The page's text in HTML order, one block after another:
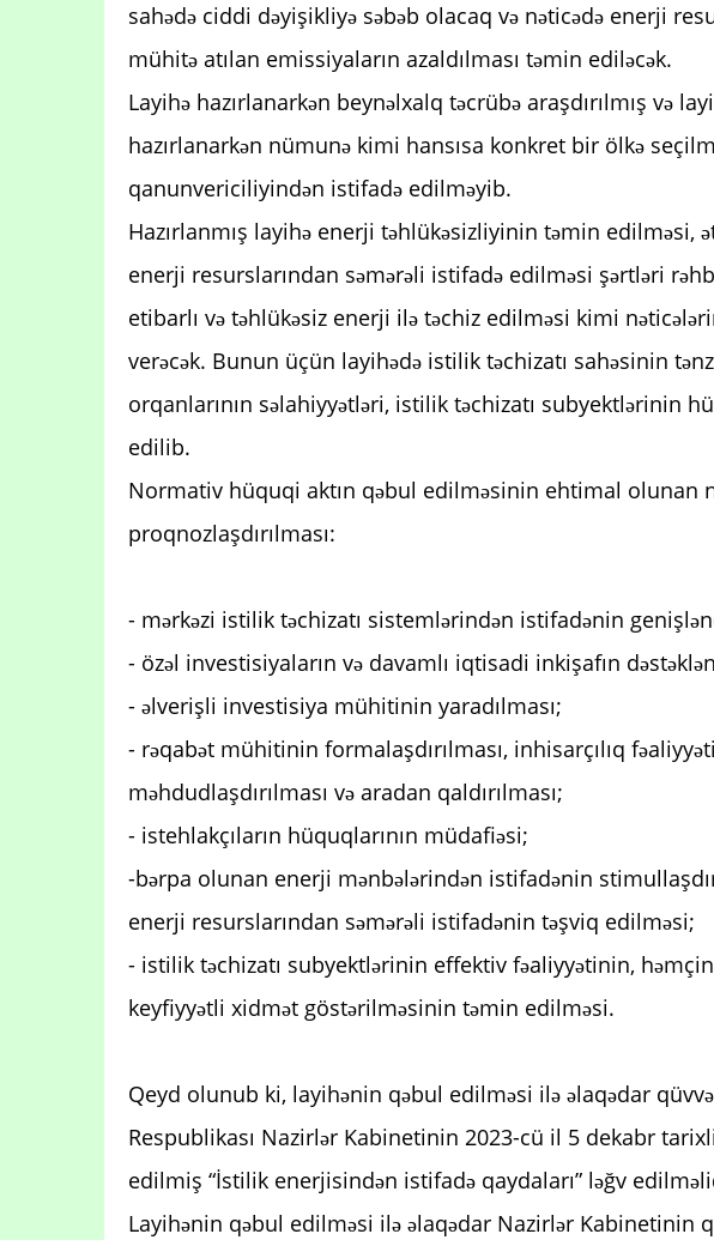
sahədə ciddi dəyişikliyə səbəb olacaq və nəticədə enerji
mühitə atılan emissiyaların azaldılması təmin ediləcək.
Layihə hazırlanarkən beynəlxalq təcrübə araşdırılmış və
hazırlanarkən nümunə kimi hansısa konkret bir ölkə
qanunvericiliyindən istifadə edilməyib.
Hazırlanmış layihə enerji təhlükəsizliyinin təmin edilməsi,
enerji resurslarından səmərəli istifadə edilməsi şərtləri
etibarlı və təhlükəsiz enerji ilə təchiz edilməsi kimi
verəcək. Bunun üçün layihədə istilik təchizatı sahəsinin
orqanlarının səlahiyyətləri, istilik təchizatı subyektlərinin
edilib.
Normativ hüquqi aktın qəbul edilməsinin ehtimal olunan
proqnozlaşdırılması:
- mərkəzi istilik təchizatı sistemlərindən istifadənin
- özəl investisiyaların və davamlı iqtisadi inkişafın
- əlverişli investisiya mühitinin yaradılması;
- rəqabət mühitinin formalaşdırılması, inhisarçılıq
məhdudlaşdırılması və aradan qaldırılması;
- istehlakçıların hüquqlarının müdafiəsi;
-bərpa olunan enerji mənbələrindən istifadənin
enerji resurslarından səmərəli istifadənin təşviq edilməsi;
- istilik təchizatı subyektlərinin effektiv fəaliyyətinin,
keyfiyyətli xidmət göstərilməsinin təmin edilməsi.
Qeyd olunub ki, layihənin qəbul edilməsi ilə əlaqədar
Respublikası Nazirlər Kabinetinin 2023-cü il 5 dekabr
edilmiş “İstilik enerjisindən istifadə qaydaları” ləğv
Layihənin qəbul edilməsi ilə əlaqədar Nazirlər Kabinetinin